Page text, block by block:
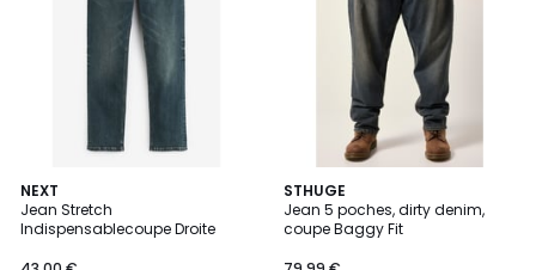
NEXT
Jean Stretch
Indispensablecoupe Droite
5
/
5
STHUGE
Jean 5 poches, dirty denim,
coupe Baggy Fit